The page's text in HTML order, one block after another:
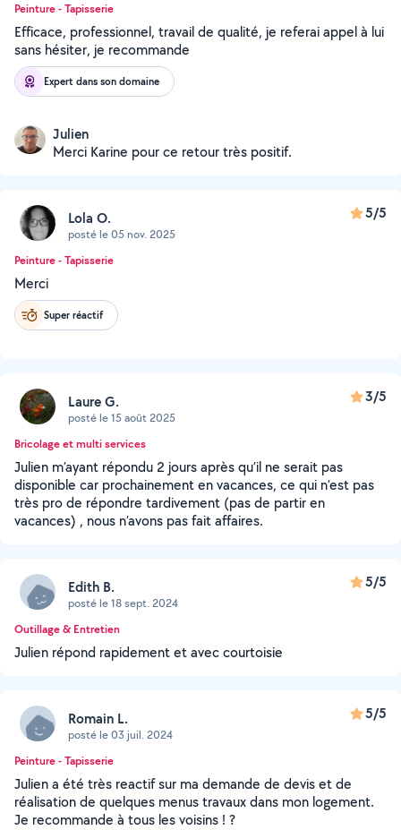
Peinture - Tapisserie
Efficace, professionnel, travail de qualité, je referai appel à lui
sans hésiter, je recommande
Expert dans son domaine
Julien
Merci Karine pour ce retour très positif.
Lola O.
posté le 05 nov. 2025
5/5
Peinture - Tapisserie
Merci
Super réactif
Laure G.
posté le 15 août 2025
3/5
Bricolage et multi services
Julien m’ayant répondu 2 jours après qu’il ne serait pas
disponible car prochainement en vacances, ce qui n’est pas
très pro de répondre tardivement (pas de partir en
vacances) , nous n’avons pas fait affaires.
Edith B.
posté le 18 sept. 2024
5/5
Outillage & Entretien
Julien répond rapidement et avec courtoisie
Romain L.
posté le 03 juil. 2024
5/5
Peinture - Tapisserie
Julien a été très reactif sur ma demande de devis et de
réalisation de quelques menus travaux dans mon logement.
Je recommande à tous les voisins ! ?